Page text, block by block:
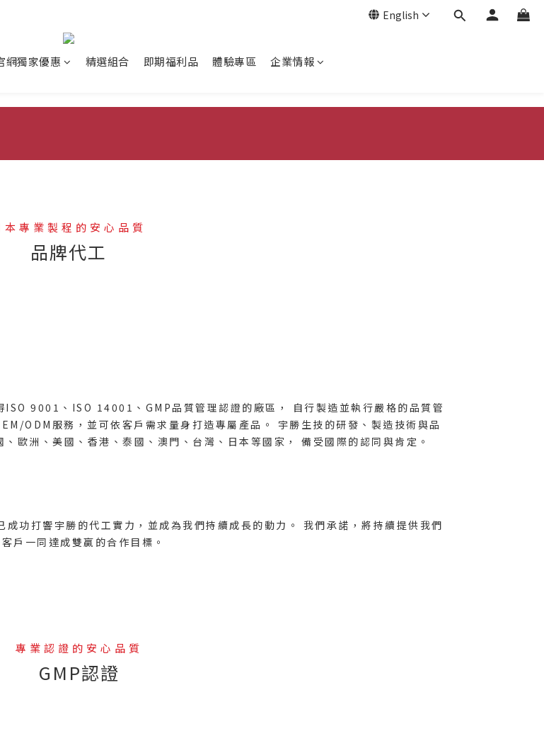
English
網獨家優惠 精選組合 即期福利品 體驗專區 企業情報
本專業製程的安心品質
品牌代工
9001、ISO 14001、GMP品質管理認證的廠區， 自行製造並執行嚴格的品質管
ODM服務，並可依客戶需求量身打造專屬產品。 宇勝生技的研發、製造技術與品
歐洲、美國、香港、泰國、澳門、台灣、日本等國家， 備受國際的認同與肯定。
功打響宇勝的代工實力，並成為我們持續成長的動力。 我們承諾，將持續提供我們
戶一同達成雙贏的合作目標。
專業認證的安心品質
GMP認證